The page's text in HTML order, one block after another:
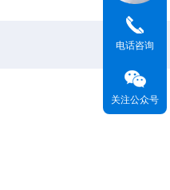
电话咨询
关注公众号